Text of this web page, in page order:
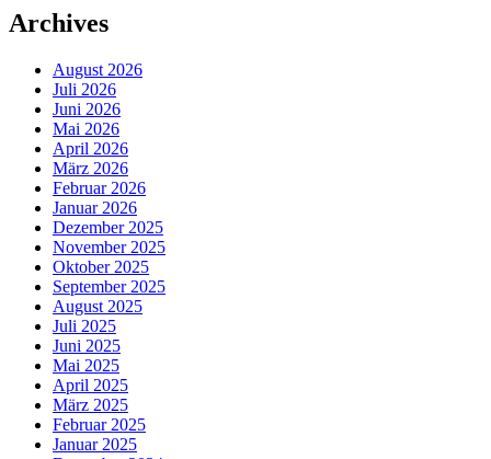
Archives
August 2026
Juli 2026
Juni 2026
Mai 2026
April 2026
März 2026
Februar 2026
Januar 2026
Dezember 2025
November 2025
Oktober 2025
September 2025
August 2025
Juli 2025
Juni 2025
Mai 2025
April 2025
März 2025
Februar 2025
Januar 2025